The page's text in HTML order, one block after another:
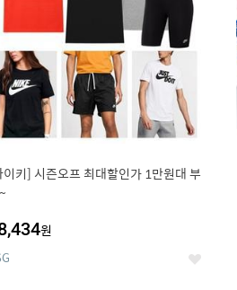
키] 시즌오프 최대할인가 1만원대 부
원
좋